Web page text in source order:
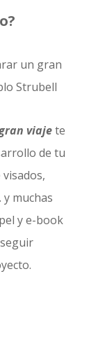
viajete
de tu
muchas
y e-book